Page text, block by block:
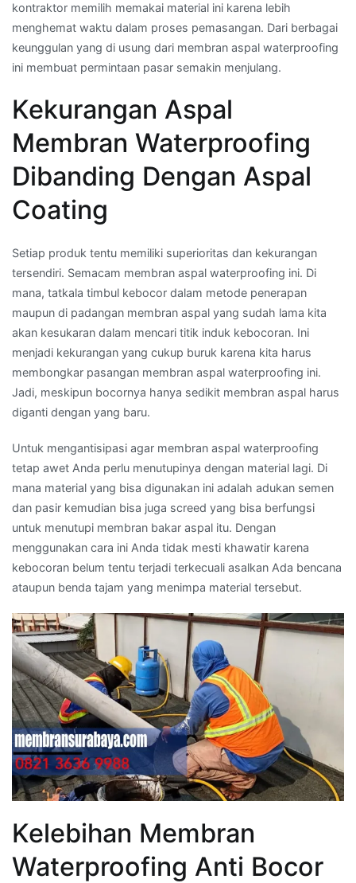
kontraktor memilih memakai material ini karena lebih
menghemat waktu dalam proses pemasangan. Dari berbagai
keunggulan yang di usung dari membran aspal waterproofing
ini membuat permintaan pasar semakin menjulang.
Kekurangan Aspal
Membran Waterproofing
Dibanding Dengan Aspal
Coating
Setiap produk tentu memiliki superioritas dan kekurangan
tersendiri. Semacam membran aspal waterproofing ini. Di
mana, tatkala timbul kebocor dalam metode penerapan
maupun di padangan membran aspal yang sudah lama kita
akan kesukaran dalam mencari titik induk kebocoran. Ini
menjadi kekurangan yang cukup buruk karena kita harus
membongkar pasangan membran aspal waterproofing ini.
Jadi, meskipun bocornya hanya sedikit membran aspal harus
diganti dengan yang baru.
Untuk mengantisipasi agar membran aspal waterproofing
tetap awet Anda perlu menutupinya dengan material lagi. Di
mana material yang bisa digunakan ini adalah adukan semen
dan pasir kemudian bisa juga screed yang bisa berfungsi
untuk menutupi membran bakar aspal itu. Dengan
menggunakan cara ini Anda tidak mesti khawatir karena
kebocoran belum tentu terjadi terkecuali asalkan Ada bencana
ataupun benda tajam yang menimpa material tersebut.
Kelebihan Membran
Waterproofing Anti Bocor